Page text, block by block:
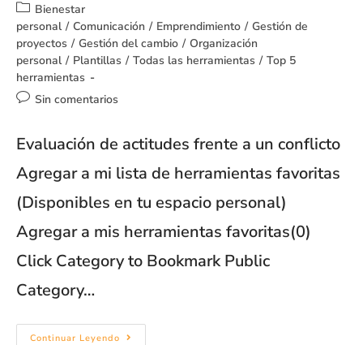
Bienestar
personal / Comunicación / Emprendimiento / Gestión de
proyectos / Gestión del cambio / Organización
personal / Plantillas / Todas las herramientas / Top 5
herramientas
Sin comentarios
Evaluación de actitudes frente a un conflicto
Agregar a mi lista de herramientas favoritas
(Disponibles en tu espacio personal)
Agregar a mis herramientas favoritas(0)
Click Category to Bookmark Public
Category…
Continuar Leyendo